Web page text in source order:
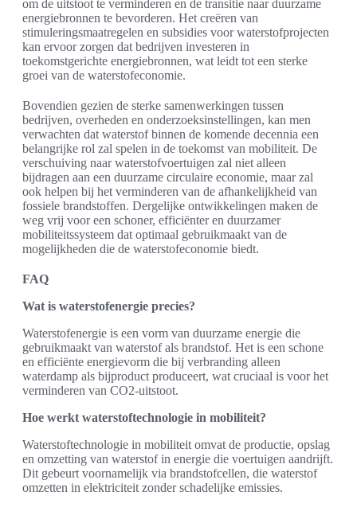
om de uitstoot te verminderen en de transitie naar duurzame
energiebronnen te bevorderen. Het creëren van
stimuleringsmaatregelen en subsidies voor waterstofprojecten
kan ervoor zorgen dat bedrijven investeren in
toekomstgerichte energiebronnen, wat leidt tot een sterke
groei van de waterstofeconomie.
Bovendien gezien de sterke samenwerkingen tussen
bedrijven, overheden en onderzoeksinstellingen, kan men
verwachten dat waterstof binnen de komende decennia een
belangrijke rol zal spelen in de toekomst van mobiliteit. De
verschuiving naar waterstofvoertuigen zal niet alleen
bijdragen aan een duurzame circulaire economie, maar zal
ook helpen bij het verminderen van de afhankelijkheid van
fossiele brandstoffen. Dergelijke ontwikkelingen maken de
weg vrij voor een schoner, efficiënter en duurzamer
mobiliteitssysteem dat optimaal gebruikmaakt van de
mogelijkheden die de waterstofeconomie biedt.
FAQ
Wat is waterstofenergie precies?
Waterstofenergie is een vorm van duurzame energie die
gebruikmaakt van waterstof als brandstof. Het is een schone
en efficiënte energievorm die bij verbranding alleen
waterdamp als bijproduct produceert, wat cruciaal is voor het
verminderen van CO2-uitstoot.
Hoe werkt waterstoftechnologie in mobiliteit?
Waterstoftechnologie in mobiliteit omvat de productie, opslag
en omzetting van waterstof in energie die voertuigen aandrijft.
Dit gebeurt voornamelijk via brandstofcellen, die waterstof
omzetten in elektriciteit zonder schadelijke emissies.